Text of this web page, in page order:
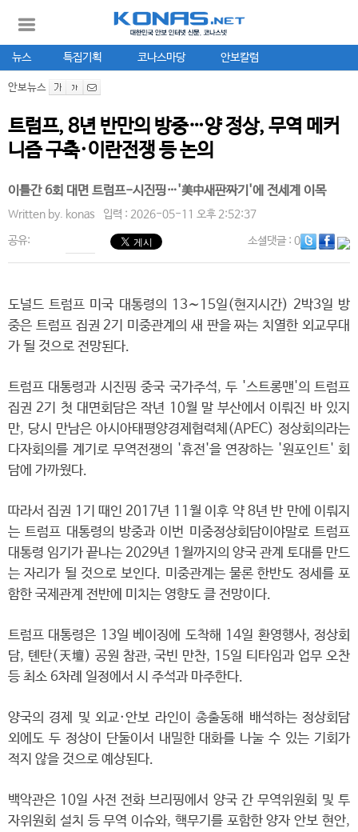
뉴스 특집기획 코나스마당 안보칼럼
안보뉴스
트럼프, 8년 반만의 방중…양 정상, 무역 메커
니즘 구축·이란전쟁 등 논의
이틀간 6회 대면 트럼프-시진핑…'美中새판짜기'에 전세계 이목
Written by. konas 입력 : 2026-05-11 오후 2:52:37
공유: 소셜댓글: 0
도널드 트럼프 미국 대통령의 13∼15일(현지시간) 2박3일 방
중은 트럼프 집권 2기 미중관계의 새 판을 짜는 치열한 외교무대
가 될 것으로 전망된다.
트럼프 대통령과 시진핑 중국 국가주석, 두 '스트롱맨'의 트럼프
집권 2기 첫 대면회담은 작년 10월 말 부산에서 이뤄진 바 있지
만, 당시 만남은 아시아태평양경제협력체(APEC) 정상회의라는
다자회의를 계기로 무역전쟁의 '휴전'을 연장하는 '원포인트' 회
담에 가까웠다.
따라서 집권 1기 때인 2017년 11월 이후 약 8년 반 만에 이뤄지
는 트럼프 대통령의 방중과 이번 미중정상회담이야말로 트럼프
대통령 임기가 끝나는 2029년 1월까지의 양국 관계 토대를 만드
는 자리가 될 것으로 보인다. 미중관계는 물론 한반도 정세를 포
함한 국제관계 전반에 미치는 영향도 클 전망이다.
트럼프 대통령은 13일 베이징에 도착해 14일 환영행사, 정상회
담, 톈탄(天壇) 공원 참관, 국빈 만찬, 15일 티타임과 업무 오찬
등 최소 6차례 일정에서 시 주석과 마주한다.
양국의 경제 및 외교·안보 라인이 총출동해 배석하는 정상회담
외에도 두 정상이 단둘이서 내밀한 대화를 나눌 수 있는 기회가
적지 않을 것으로 예상된다.
백악관은 10일 사전 전화 브리핑에서 양국 간 무역위원회 및 투
자위원회 설치 등 무역 이슈와, 핵무기를 포함한 양자 안보 현안,